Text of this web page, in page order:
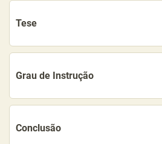
Tese
Grau de Instrução
Conclusão